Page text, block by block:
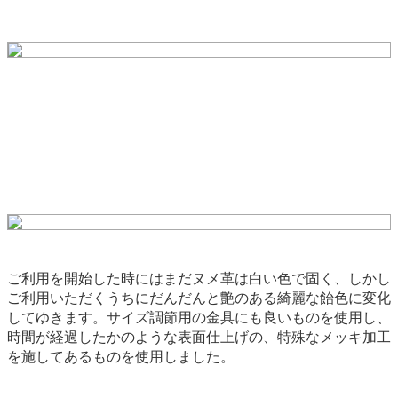
ご利用を開始した時にはまだヌメ革は白い色で固く、しかし
ご利用いただくうちにだんだんと艶のある綺麗な飴色に変化
してゆきます。サイズ調節用の金具にも良いものを使用し、
時間が経過したかのような表面仕上げの、特殊なメッキ加工
を施してあるものを使用しました。